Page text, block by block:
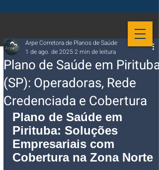
Plano de Saúde em Pirituba
(SP): Operadoras, Rede
Credenciada e Cobertura
Arpe Corretora de Planos de Saúde
1 de ago. de 2025 2 min de leitura
Plano de Saúde em
Pirituba: Soluções
Empresariais com
Cobertura na Zona Norte